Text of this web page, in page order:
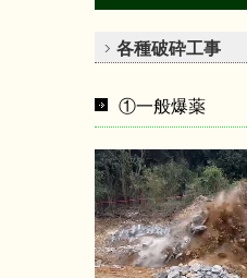
各種破砕工事
①一般爆薬